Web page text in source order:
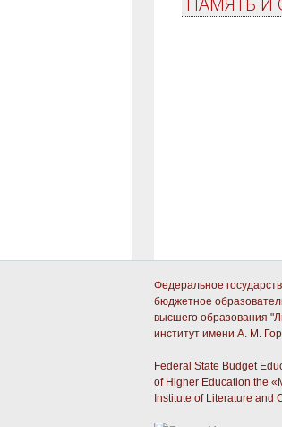
Федеральное
бюджетное
высшего образования
институт имени А. М.
Federal State Budget
of Higher Education the
Institute of Literature and